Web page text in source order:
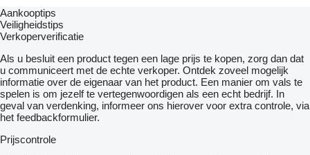
Aankooptips
Veiligheidstips
Verkoperverificatie
Als u besluit een product tegen een lage prijs te kopen, zorg dan dat
u communiceert met de echte verkoper. Ontdek zoveel mogelijk
informatie over de eigenaar van het product. Een manier om vals te
spelen is om jezelf te vertegenwoordigen als een echt bedrijf. In
geval van verdenking, informeer ons hierover voor extra controle, via
het feedbackformulier.
Prijscontrole